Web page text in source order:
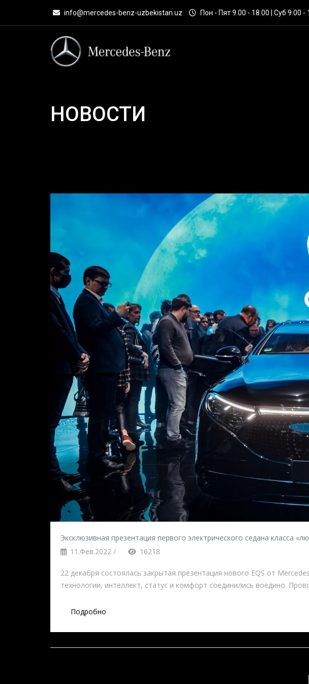
info@mercedes-benz-uzbekistan.uz Пон - Пят 9.00 - 18.00 | Суб 9.00 -
НОВОСТИ
Эксклюзивная презентация первого электрического седана класса
11.Фев.2022 /
16218
22 декабря состоялась закрытая презентация нового EQS от
технологии, интеллект, статус и комфорт соединились воедино.
Подробно